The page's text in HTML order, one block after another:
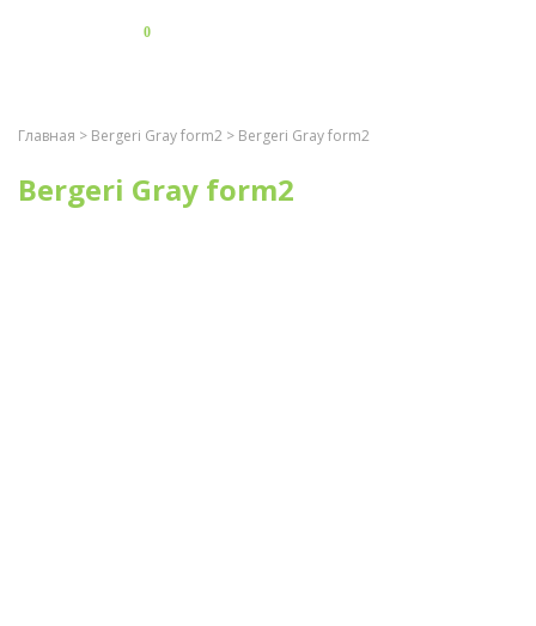
0
Главная > Bergeri Gray form2 > Bergeri Gray form2
Bergeri Gray form2